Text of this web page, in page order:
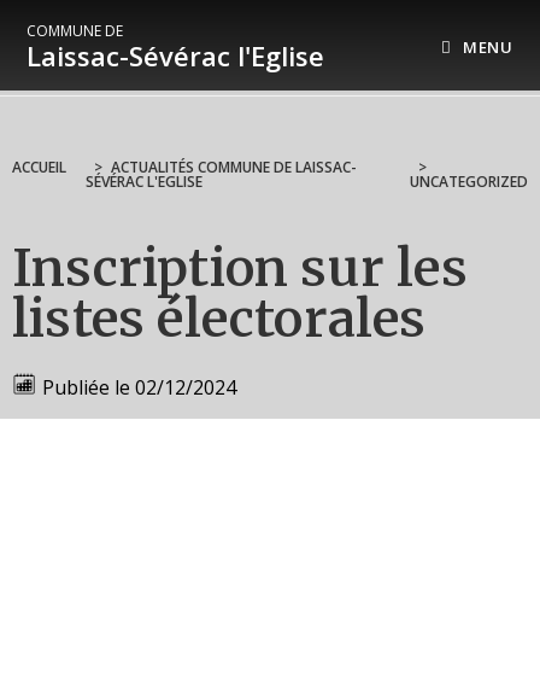
COMMUNE DE
Laissac-Sévérac l'Eglise MENU
ACCUEIL > ACTUALITÉS COMMUNE DE LAISSAC-
SÉVÉRAC L'EGLISE
>
UNCATEGORIZED
Inscription sur les
listes électorales
Publiée le 02/12/2024